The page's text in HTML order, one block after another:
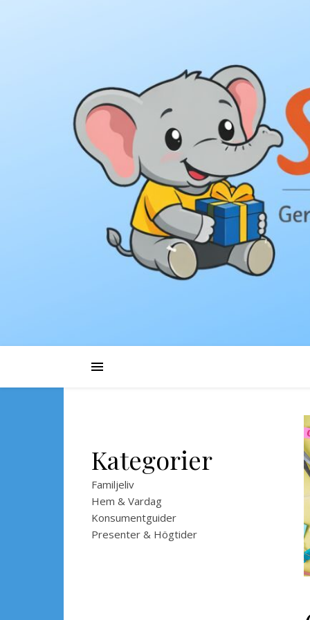
Kategorier
Familjeliv
Hem & Vardag
Konsumentguider
Presenter & Högtider